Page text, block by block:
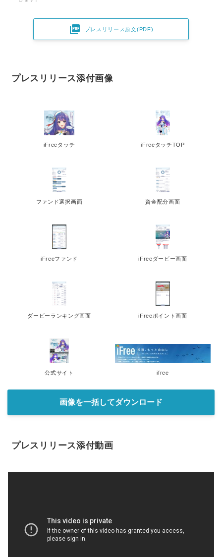
 プレスリリース原文(PDF)
プレスリリース添付画像
iFreeタッチ iFreeタッチTOP
ファンド選択画面 資金配分画面
iFreeファンド iFreeダービー画面
ダービーランキング画面 iFreeポイント画面
公式サイト ifree
画像を一括してダウンロード
プレスリリース添付動画